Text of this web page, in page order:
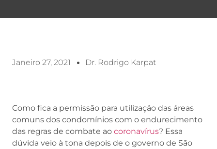
Janeiro 27, 2021 Dr. Rodrigo Karpat
Como fica a permissão para utilização das áreas
comuns dos condomínios com o endurecimento
das regras de combate ao coronavírus? Essa
dúvida veio à tona depois de o governo de São